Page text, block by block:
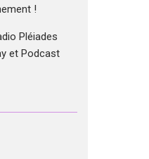
!
Pléiades
et Podcast